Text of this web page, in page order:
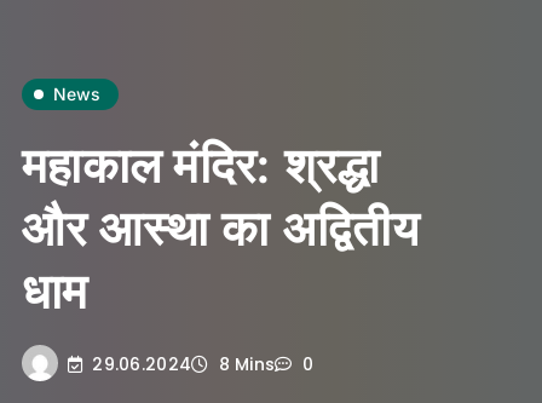
News
महाकाल मंदिर: श्रद्धा
और आस्था का अद्वितीय
धाम
29.06.2024 8 Mins 0